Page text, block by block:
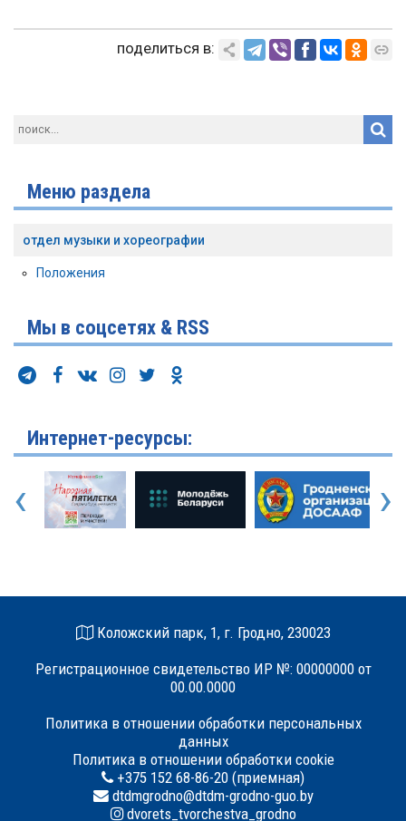
поделиться в:
Меню раздела
отдел музыки и хореографии
Положения
Мы в соцсетях & RSS
Интернет-ресурсы:
‹ ›
Коложский парк, 1, г. Гродно, 230023
Регистрационное свидетельство ИР №: 00000000 от
00.00.0000
Политика в отношении обработки персональных
данных
Политика в отношении обработки cookie
+375 152 68-86-20 (приемная)
dtdmgrodno@dtdm-grodno-guo.by
dvorets_tvorchestva_grodno